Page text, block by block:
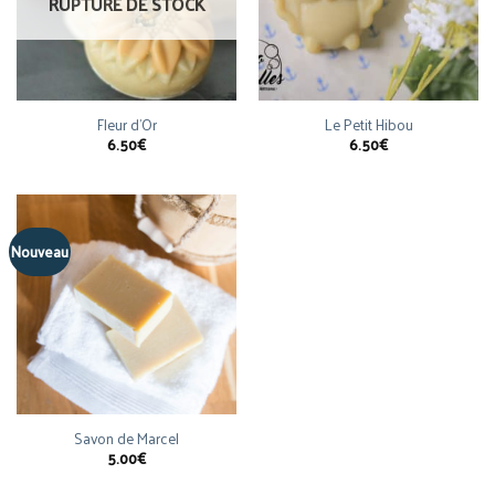
Fleur d’Or
6.50€
Le Petit Hibou
6.50€
Nouveau
Savon de Marcel
5.00€